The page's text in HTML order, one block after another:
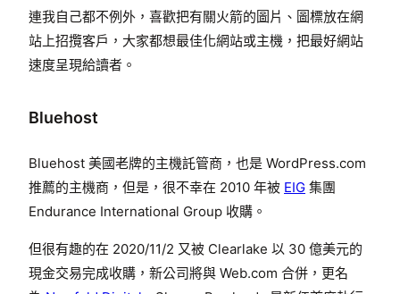
連我自己都不例外，喜歡把有關火箭的圖片、圖標放在網
站上招攬客戶，大家都想最佳化網站或主機，把最好網站
速度呈現給讀者。
Bluehost
Bluehost 美國老牌的主機託管商，也是 WordPress.com
推薦的主機商，但是，很不幸在 2010 年被 EIG 集團
Endurance International Group 收購。
但很有趣的在 2020/11/2 又被 Clearlake 以 30 億美元的
現金交易完成收購，新公司將與 Web.com 合併，更名